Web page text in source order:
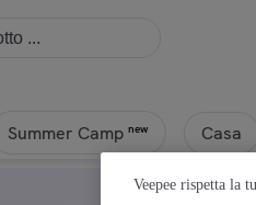
Summer Camp new Casa
Veepee rispetta la